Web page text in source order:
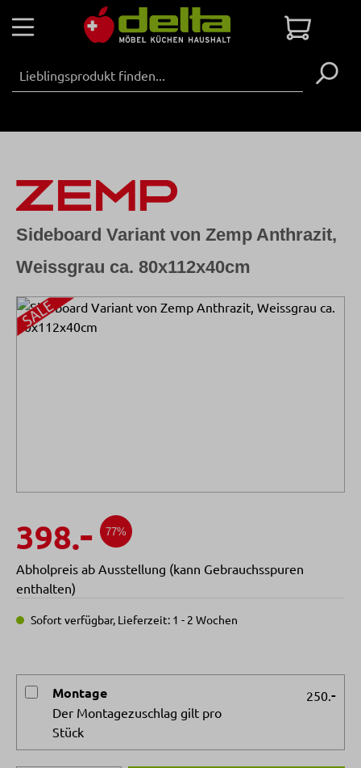
Zum Hauptinhalt springen
Bildergalerie überspringen
Sideboard Variant von Zemp Anthrazit,
Weissgrau ca. 80x112x40cm
398.- 77%
Abholpreis ab Ausstellung (kann Gebrauchsspuren
enthalten)
Sofort verfügbar, Lieferzeit: 1 - 2 Wochen
Montage
Der Montagezuschlag gilt pro
Stück
250. -